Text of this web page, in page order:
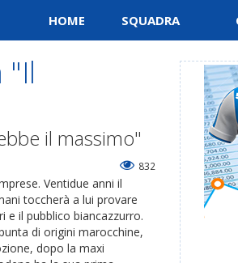
HOME SQUADRA
"Il
il massimo"
832
Ventidue anni il
toccherà a lui provare
e il pubblico biancazzurro.
di origini marocchine,
dopo la maxi